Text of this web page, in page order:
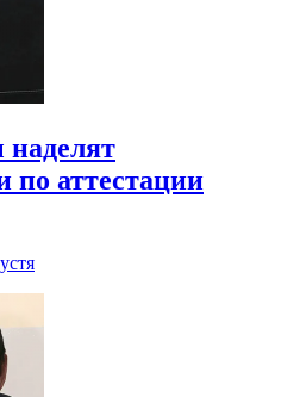
по аттестации